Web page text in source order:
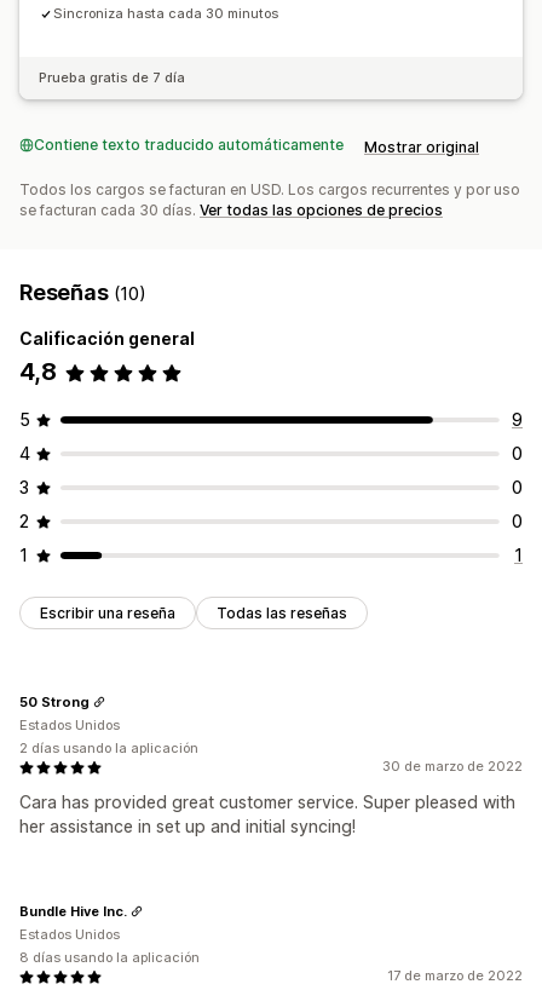
Sincroniza hasta cada 30 minutos
Prueba gratis de 7 día
Contiene texto traducido automáticamente Mostrar original
Todos los cargos se facturan en USD. Los cargos recurrentes y por uso
se facturan cada 30 días. Ver todas las opciones de precios
Reseñas (10)
Calificación general
4,8
5
9
4
0
3
0
2
0
1
1
Escribir una reseña Todas las reseñas
30 de marzo de 2022
Cara has provided great customer service. Super pleased with
her assistance in set up and initial syncing!
50 Strong
Estados Unidos
2 días usando la aplicación
17 de marzo de 2022
Bundle Hive Inc.
Estados Unidos
8 días usando la aplicación